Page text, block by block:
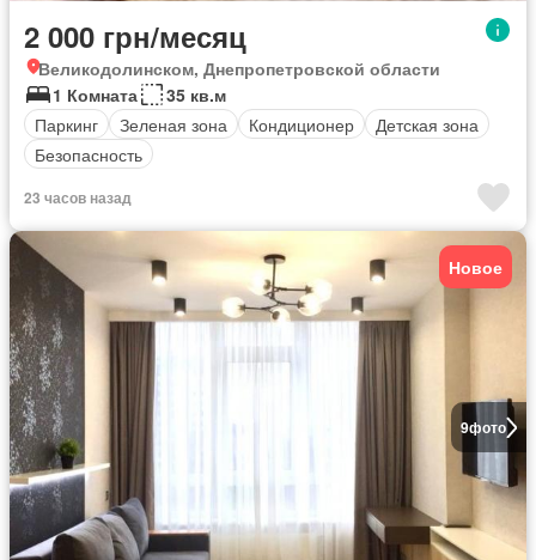
2 000 грн/месяц
Великодолинском, Днепропетровской области
1 Комната
35 кв.м
Паркинг
Зеленая зона Кондиционер
Детская зона
Безопасность
23 часов назад
9фото
Новое